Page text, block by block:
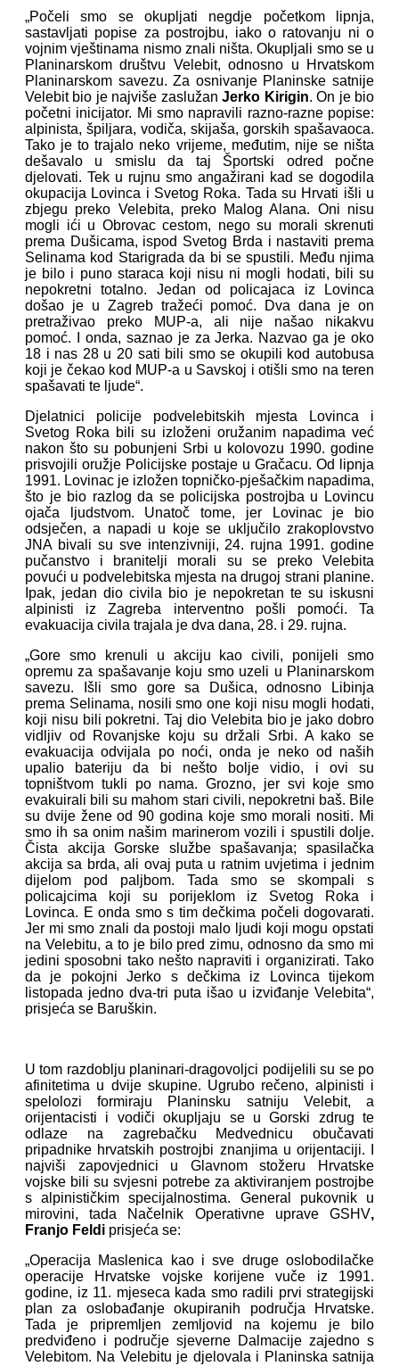
„Počeli smo se okupljati negdje početkom lipnja,
sastavljati popise za postrojbu, iako o ratovanju ni o
vojnim vještinama nismo znali ništa. Okupljali smo se u
Planinarskom društvu Velebit, odnosno u Hrvatskom
Planinarskom savezu. Za osnivanje Planinske satnije
Velebit bio je najviše zaslužanJerko Kirigin. On je bio
početni inicijator. Mi smo napravili razno-razne popise:
alpinista, špiljara, vodiča, skijaša, gorskih spašavaoca.
Tako je to trajalo neko vrijeme, međutim, nije se ništa
dešavalo u smislu da taj Športski odred počne
djelovati. Tek u rujnu smo angažirani kad se dogodila
okupacija Lovinca i Svetog Roka. Tada su Hrvati išli u
zbjegu preko Velebita, preko Malog Alana. Oni nisu
mogli ići u Obrovac cestom, nego su morali skrenuti
prema Dušicama, ispod Svetog Brda i nastaviti prema
Selinama kod Starigrada da bi se spustili. Među njima
je bilo i puno staraca koji nisu ni mogli hodati, bili su
nepokretni totalno. Jedan od policajaca iz Lovinca
došao je u Zagreb tražeći pomoć. Dva dana je on
pretraživao preko MUP-a, ali nije našao nikakvu
pomoć. I onda, saznao je za Jerka. Nazvao ga je oko
18 i nas 28 u 20 sati bili smo se okupili kod autobusa
koji je čekao kod MUP-a u Savskoj i otišli smo na teren
spašavati te ljude“.
Djelatnici policije podvelebitskih mjesta Lovinca i
Svetog Roka bili su izloženi oružanim napadima već
nakon što su pobunjeni Srbi u kolovozu 1990. godine
prisvojili oružje Policijske postaje u Gračacu. Od lipnja
1991. Lovinac je izložen topničko-pješačkim napadima,
što je bio razlog da se policijska postrojba u Lovincu
ojača ljudstvom. Unatoč tome, jer Lovinac je bio
odsječen, a napadi u koje se uključilo zrakoplovstvo
JNA bivali su sve intenzivniji, 24. rujna 1991. godine
pučanstvo i branitelji morali su se preko Velebita
povući u podvelebitska mjesta na drugoj strani planine.
Ipak, jedan dio civila bio je nepokretan te su iskusni
alpinisti iz Zagreba interventno pošli pomoći. Ta
evakuacija civila trajala je dva dana, 28. i 29. rujna.
„Gore smo krenuli u akciju kao civili, ponijeli smo
opremu za spašavanje koju smo uzeli u Planinarskom
savezu. Išli smo gore sa Dušica, odnosno Libinja
prema Selinama, nosili smo one koji nisu mogli hodati,
koji nisu bili pokretni. Taj dio Velebita bio je jako dobro
vidljiv od Rovanjske koju su držali Srbi. A kako se
evakuacija odvijala po noći, onda je neko od naših
upalio bateriju da bi nešto bolje vidio, i ovi su
topništvom tukli po nama. Grozno, jer svi koje smo
evakuirali bili su mahom stari civili, nepokretni baš. Bile
su dvije žene od 90 godina koje smo morali nositi. Mi
smo ih sa onim našim marinerom vozili i spustili dolje.
Čista akcija Gorske službe spašavanja; spasilačka
akcija sa brda, ali ovaj puta u ratnim uvjetima i jednim
dijelom pod paljbom. Tada smo se skompali s
policajcima koji su porijeklom iz Svetog Roka i
Lovinca. E onda smo s tim dečkima počeli dogovarati.
Jer mi smo znali da postoji malo ljudi koji mogu opstati
na Velebitu, a to je bilo pred zimu, odnosno da smo mi
jedini sposobni tako nešto napraviti i organizirati. Tako
da je pokojni Jerko s dečkima iz Lovinca tijekom
listopada jedno dva-tri puta išao u izviđanje Velebita“,
prisjeća se Baruškin.
U tom razdoblju planinari-dragovoljci podijelili su se po
afinitetima u dvije skupine. Ugrubo rečeno, alpinisti i
spelolozi formiraju Planinsku satniju Velebit, a
orijentacisti i vodiči okupljaju se u Gorski zdrug te
odlaze na zagrebačku Medvednicu obučavati
pripadnike hrvatskih postrojbi znanjima u orijentaciji. I
najviši zapovjednici u Glavnom stožeru Hrvatske
vojske bili su svjesni potrebe za aktiviranjem postrojbe
s alpinističkim specijalnostima. General pukovnik u
mirovini, tada Načelnik Operativne uprave GSHV,
Franjo Feldi prisjeća se:
„Operacija Maslenica kao i sve druge oslobodilačke
operacije Hrvatske vojske korijene vuče iz 1991.
godine, iz 11. mjeseca kada smo radili prvi strategijski
plan za oslobađanje okupiranih područja Hrvatske.
Tada je pripremljen zemljovid na kojemu je bilo
predviđeno i područje sjeverne Dalmacije zajedno s
Velebitom. Na Velebitu je djelovala i Planinska satnija